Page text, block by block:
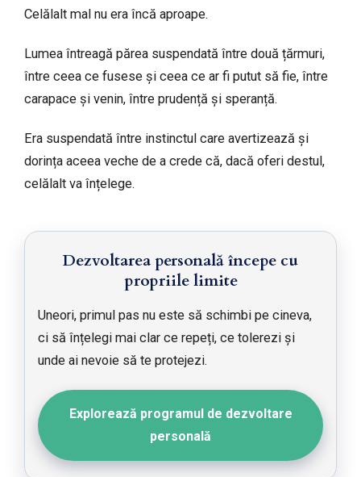
Celălalt mal nu era încă aproape.
Lumea întreagă părea suspendată între două țărmuri,
între ceea ce fusese și ceea ce ar fi putut să fie, între
carapace și venin, între prudență și speranță.
Era suspendată între instinctul care avertizează și
dorința aceea veche de a crede că, dacă oferi destul,
celălalt va înțelege.
Dezvoltarea personală începe cu
propriile limite
Uneori, primul pas nu este să schimbi pe cineva,
ci să înțelegi mai clar ce repeți, ce tolerezi și
unde ai nevoie să te protejezi.
Explorează programul de dezvoltare
personală